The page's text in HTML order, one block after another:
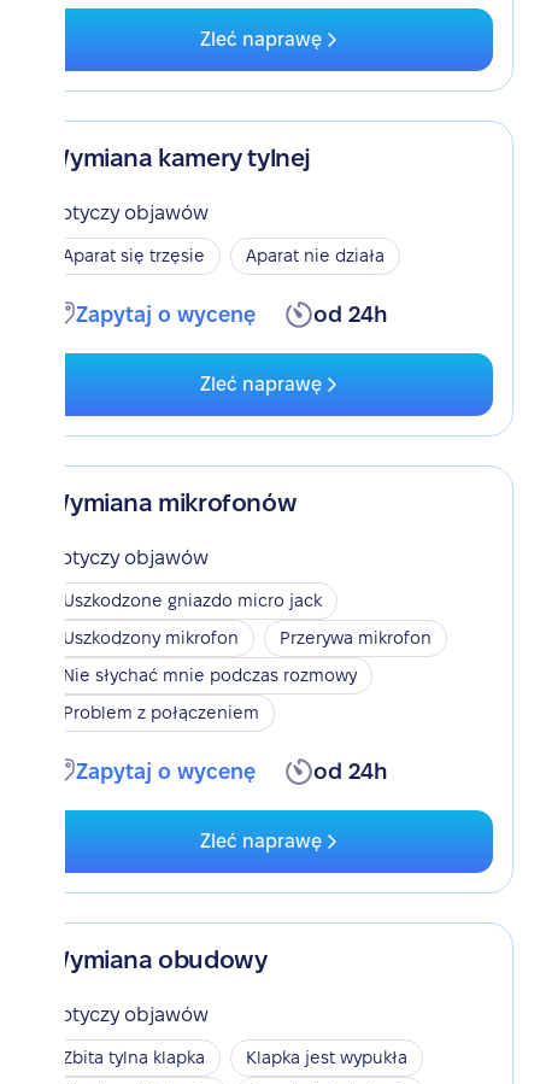
Zleć naprawę
Wymiana kamery tylnej
Dotyczy objawów
Aparat się trzęsie Aparat nie działa
Zapytaj o wycenę od 24h
Zleć naprawę
Wymiana mikrofonów
Dotyczy objawów
Uszkodzone gniazdo micro jack
Uszkodzony mikrofon
Przerywa mikrofon
Nie słychać mnie podczas rozmowy
Problem z połączeniem
Zapytaj o wycenę od 24h
Zleć naprawę
Wymiana obudowy
Dotyczy objawów
Zbita tylna klapka
Klapka jest wypukła